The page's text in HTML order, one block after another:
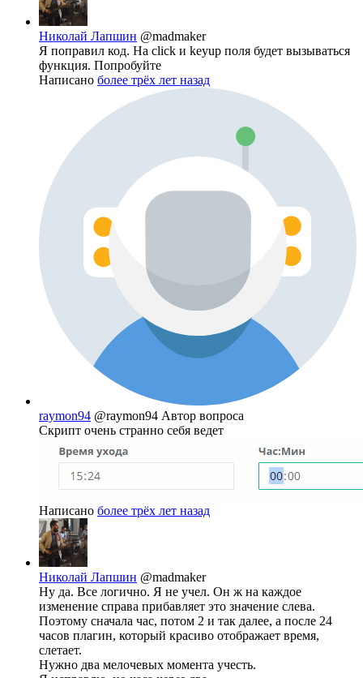
Николай Лапшин @madmaker
Я поправил код. На click и keyup поля будет вызываться
функция. Попробуйте
Написано более трёх лет назад
raymon94 @raymon94 Автор вопроса
Скрипт очень странно себя ведет
Написано более трёх лет назад
Николай Лапшин @madmaker
Ну да. Все логично. Я не учел. Он ж на каждое
изменение справа прибавляет это значение слева.
Поэтому сначала час, потом 2 и так далее, а после 24
часов плагин, который красиво отображает время,
слетает.
Нужно два мелочевых момента учесть.